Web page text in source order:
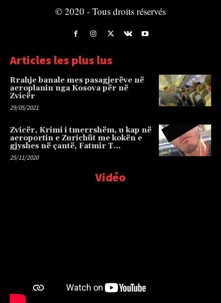
© 2020 - Tous droits réservés
Articles les plus lus
Rrahje banale mes pasagjerëve në
aeroplanin nga Kosova për në
Zvicër
29/05/2021
Zvicër, Krimi i tmerrshëm, u kap në
aeroportin e Zurichüt me kokën e
gjyshes në çantë, Fatmir T…
25/11/2020
Vidéo